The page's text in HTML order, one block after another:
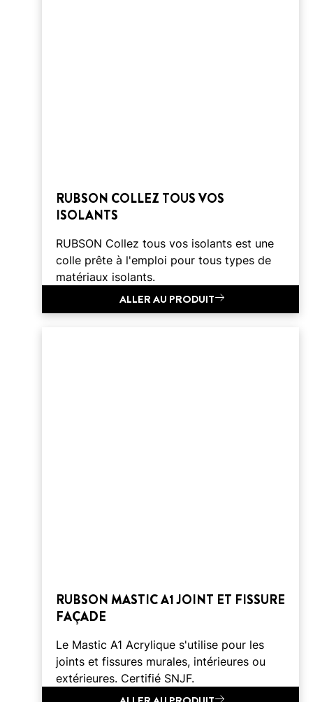
RUBSON COLLEZ TOUS VOS
ISOLANTS
RUBSON Collez tous vos isolants est une
colle prête à l'emploi pour tous types de
matériaux isolants.
ALLER AU PRODUIT
RUBSON MASTIC A1 JOINT ET FISSURE
FAÇADE
Le Mastic A1 Acrylique s'utilise pour les
joints et fissures murales, intérieures ou
extérieures. Certifié SNJF.